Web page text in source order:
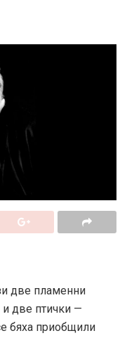
две пламенни
две птички —
бяха приобщили